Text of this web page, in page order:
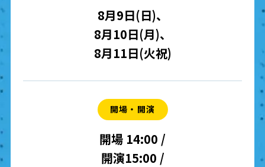
8月9日(日)、
8月10日(月)、
8月11日(火祝)
開場・開演
開場 14:00 /
開演15:00 /